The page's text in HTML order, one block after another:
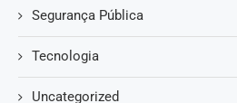
Segurança Pública
Tecnologia
Uncategorized